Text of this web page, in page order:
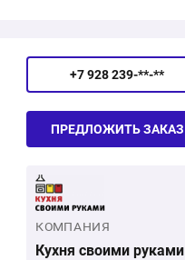
+7 928 239-**-**
ПРЕДЛОЖИТЬ ЗАКАЗ
КОМПАНИЯ
Кухня своими руками